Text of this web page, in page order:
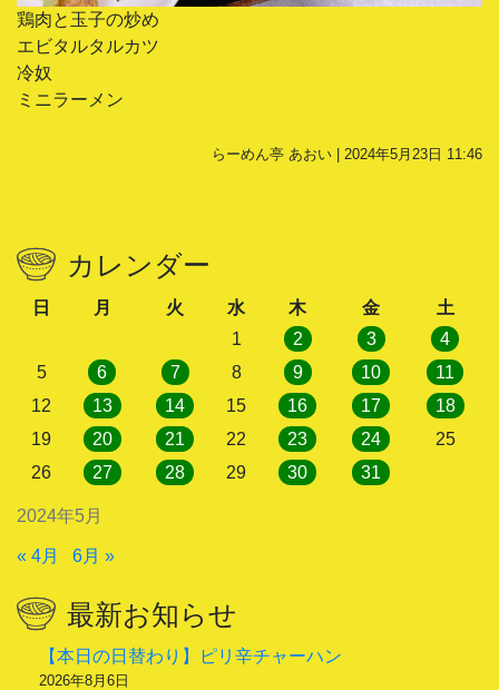
鶏肉と玉子の炒め
エビタルタルカツ
冷奴
ミニラーメン
らーめん亭 あおい | 2024年5月23日 11:46
カレンダー
2024年5月
日 月 火 水 木 金
土
1
2 3
4
5
6 7 8 9 10
11
12
13 14 15 16 17
18
19
20 21 22 23 24
25
26
27 28 29 30 31
« 4月 6月 »
最新お知らせ
【本日の日替わり】ピリ辛チャーハン
2026年8月6日